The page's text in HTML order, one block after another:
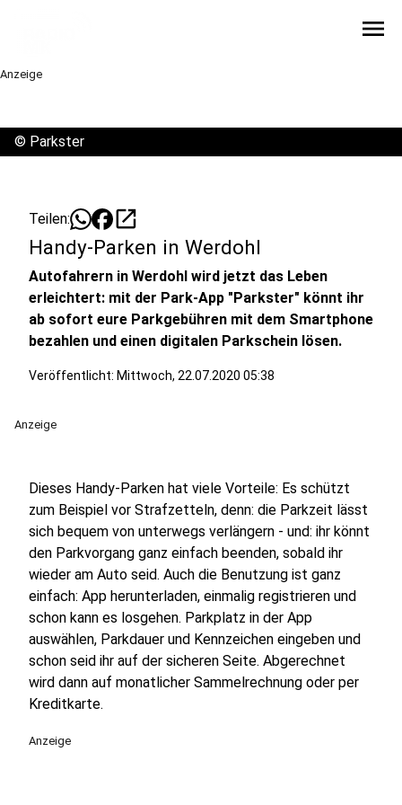
menu
Anzeige
© Parkster
Teilen: open_in_new
Handy-Parken in Werdohl
Autofahrern in Werdohl wird jetzt das Leben
erleichtert: mit der Park-App "Parkster" könnt ihr
ab sofort eure Parkgebühren mit dem Smartphone
bezahlen und einen digitalen Parkschein lösen.
Veröffentlicht: Mittwoch, 22.07.2020 05:38
Anzeige
Dieses Handy-Parken hat viele Vorteile: Es schützt
zum Beispiel vor Strafzetteln, denn: die Parkzeit lässt
sich bequem von unterwegs verlängern - und: ihr könnt
den Parkvorgang ganz einfach beenden, sobald ihr
wieder am Auto seid. Auch die Benutzung ist ganz
einfach: App herunterladen, einmalig registrieren und
schon kann es losgehen. Parkplatz in der App
auswählen, Parkdauer und Kennzeichen eingeben und
schon seid ihr auf der sicheren Seite. Abgerechnet
wird dann auf monatlicher Sammelrechnung oder per
Kreditkarte.
Anzeige